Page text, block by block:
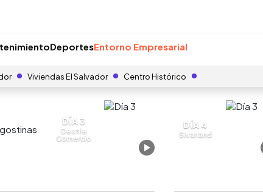
DeportesEntorno Empresarial
Viviendas El Salvador Centro Histórico
DÍA 3
Desfile
Comercio
DÍA 4
Sivarland